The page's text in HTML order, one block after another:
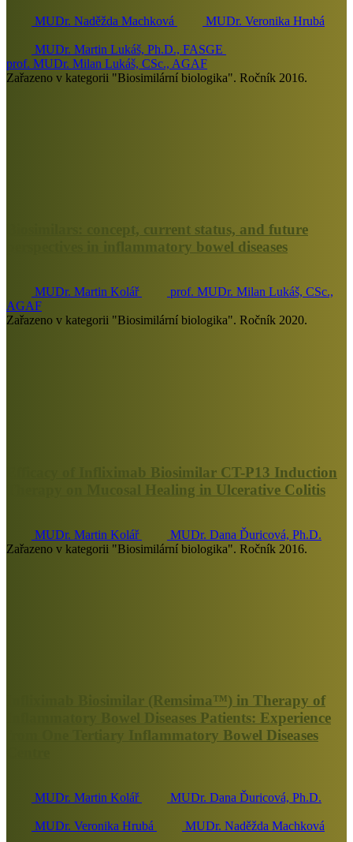
MUDr. Naděžda Machková MUDr. Veronika Hrubá
MUDr. Martin Lukáš, Ph.D., FASGE
prof. MUDr. Milan Lukáš, CSc., AGAF
Zařazeno v kategorii "Biosimilární biologika". Ročník 2016.
Biosimilars: concept, current status, and future
perspectives in inflammatory bowel diseases
MUDr. Martin Kolář
prof. MUDr. Milan Lukáš, CSc.,
AGAF
Zařazeno v kategorii "Biosimilární biologika". Ročník 2020.
Efficacy of Infliximab Biosimilar CT-P13 Induction
Therapy on Mucosal Healing in Ulcerative Colitis
MUDr. Martin Kolář
MUDr. Dana Ďuricová, Ph.D.
Zařazeno v kategorii "Biosimilární biologika". Ročník 2016.
Infliximab Biosimilar (Remsima™) in Therapy of
Inflammatory Bowel Diseases Patients: Experience
from One Tertiary Inflammatory Bowel Diseases
MUDr. Martin Kolář MUDr. Dana Ďuricová, Ph.D.
MUDr. Veronika Hrubá MUDr. Naděžda Machková